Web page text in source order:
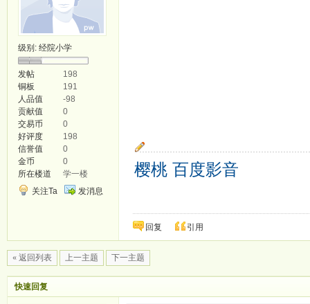
级别: 经院小学
发帖
198
铜板
191
人品值
-98
贡献值
0
交易币
0
好评度
198
信誉值
0
金币
0
所在楼道
学一楼
关注Ta
发消息
樱桃 百度影音
回复 引用
« 返回列表 上一主题 下一主题
快速回复